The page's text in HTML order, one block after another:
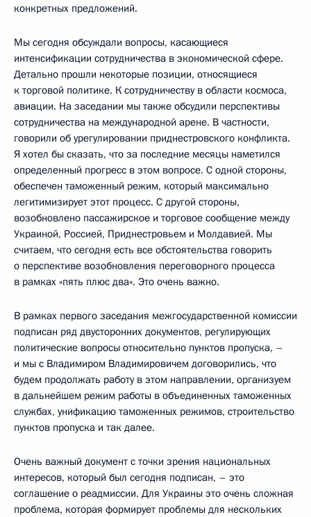
конкретных предложений.
Мы сегодня обсуждали вопросы, касающиеся
интенсификации сотрудничества в экономической сфере.
Детально прошли некоторые позиции, относящиеся
к торговой политике. К сотрудничеству в области космоса,
авиации. На заседании мы также обсудили перспективы
сотрудничества на международной арене. В частности,
говорили об урегулировании приднестровского конфликта.
Я хотел бы сказать, что за последние месяцы наметился
определенный прогресс в этом вопросе. С одной стороны,
обеспечен таможенный режим, который максимально
легитимизирует этот процесс. С другой стороны,
возобновлено пассажирское и торговое сообщение между
Украиной, Россией, Приднестровьем и Молдавией. Мы
считаем, что сегодня есть все обстоятельства говорить
о перспективе возобновления переговорного процесса
в рамках «пять плюс два». Это очень важно.
В рамках первого заседания межгосударственной комиссии
подписан ряд двусторонних документов, регулирующих
политические вопросы относительно пунктов пропуска, –
и мы с Владимиром Владимировичем договорились, что
будем продолжать работу в этом направлении, организуем
в дальнейшем режим работы в объединенных таможенных
службах, унификацию таможенных режимов, строительство
пунктов пропуска и так далее.
Очень важный документ с точки зрения национальных
интересов, который был сегодня подписан, – это
соглашение о реадмиссии. Для Украины это очень сложная
проблема, которая формирует проблемы для нескольких